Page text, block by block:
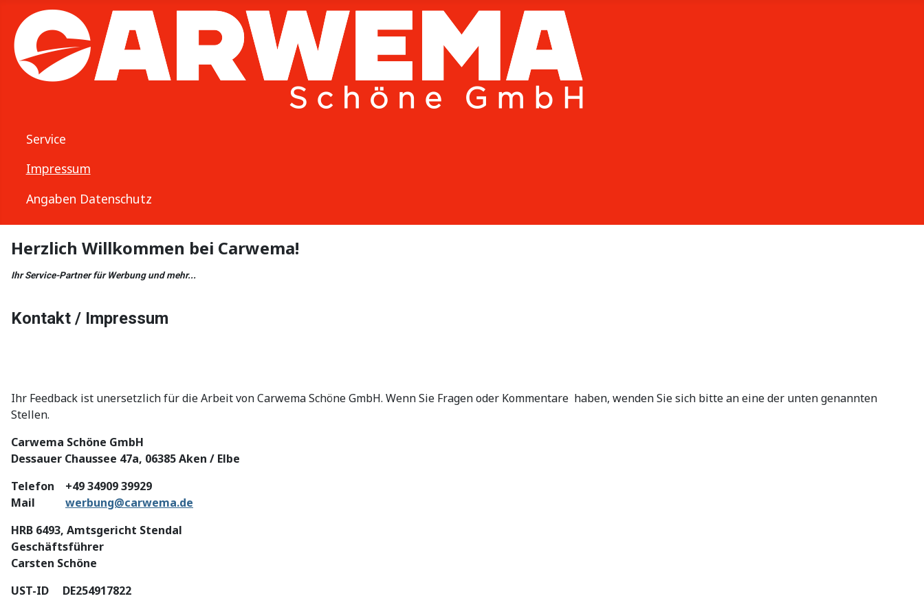
Service
Impressum
Angaben Datenschutz
Herzlich Willkommen bei Carwema!
Ihr Service-Partner für Werbung und mehr...
Kontakt / Impressum
Ihr Feedback ist unersetzlich für die Arbeit von Carwema Schöne GmbH. Wenn Sie Fragen oder Kommentare haben, wenden Sie sich bitte an eine der unten genannten
Stellen.
Carwema Schöne GmbH
Dessauer Chaussee 47a, 06385 Aken / Elbe
Telefon +49 34909 39929
Mail werbung@carwema.de
HRB 6493, Amtsgericht Stendal
Geschäftsführer
Carsten Schöne
UST-ID DE254917822